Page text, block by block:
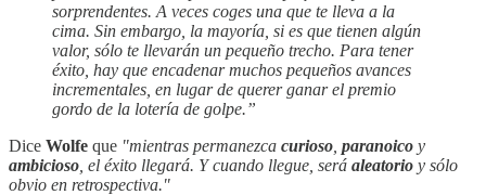
sorprendentes. A veces coges una que te lleva a la
cima. Sin embargo, la mayoría, si es que tienen algún
valor, sólo te llevarán un pequeño trecho. Para tener
éxito, hay que encadenar muchos pequeños avances
incrementales, en lugar de querer ganar el premio
gordo de la lotería de golpe.”
Dice Wolfe que "mientras permanezca curioso paranoico y
ambicioso , el éxito llegará. Y cuando llegue, será aleatorio y sólo
obvio en retrospectiva."